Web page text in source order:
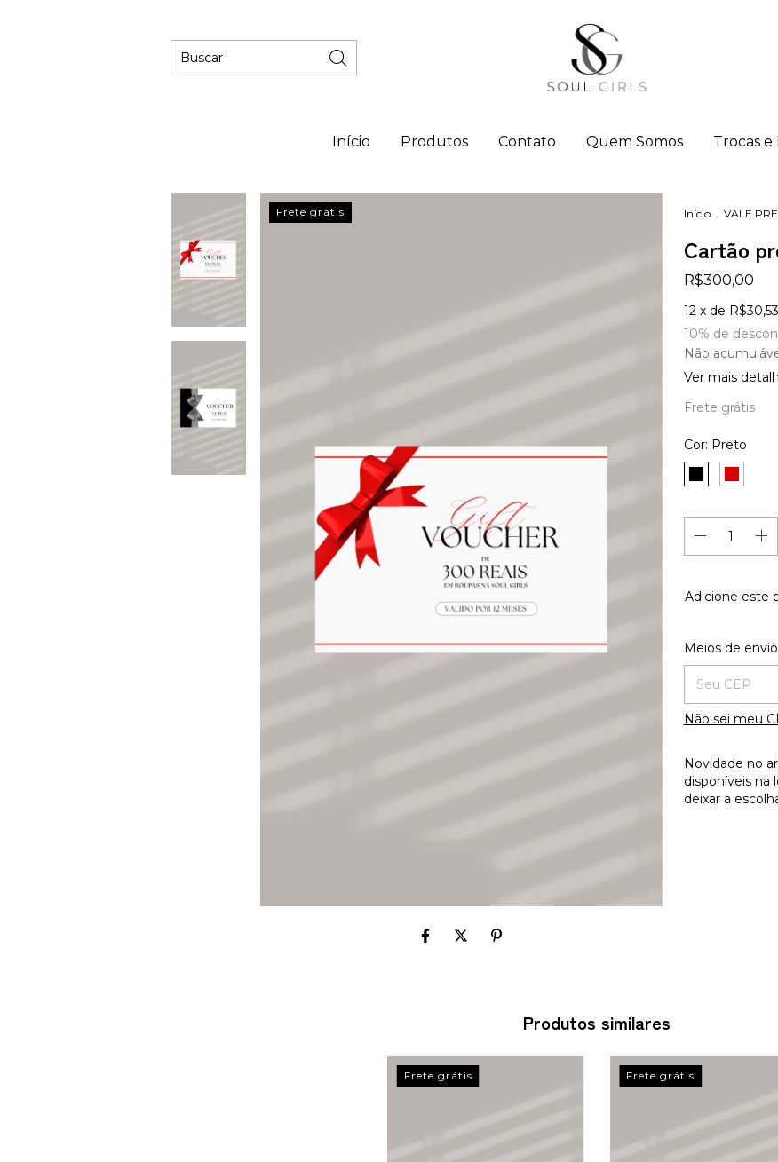
Início Produtos Contato Quem Somos Trocas
Frete grátis Início . VALE
Cartão
R$300,00
12 x de R$30,53
10% de
Não
Ver mais
Frete grátis
Cor: Preto
Adicione este
Entregas para o
Meios de envio
Não sei meu
Novidade no
disponíveis na
deixar a
Produtos similares
Frete grátis Frete grátis